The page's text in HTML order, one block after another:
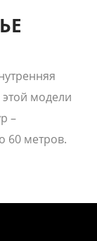
модели
–
60 метров.